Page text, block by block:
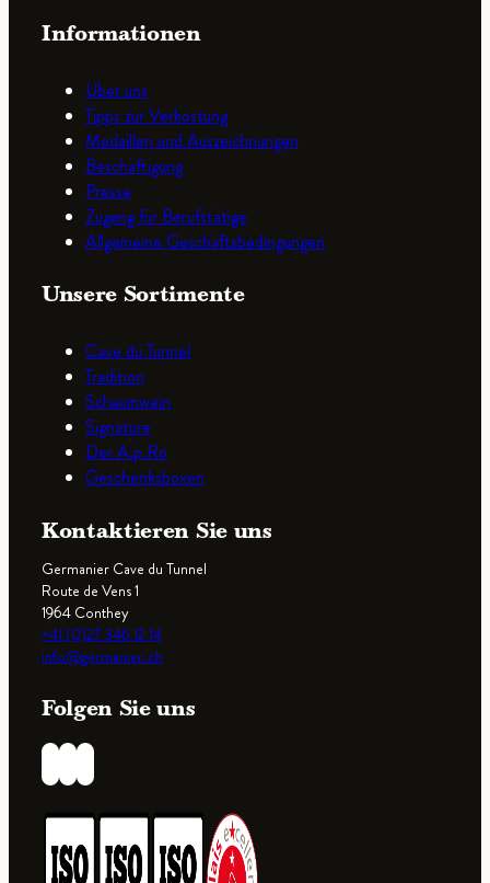
Informationen
Über uns
Tipps zur Verkostung
Medaillen und Auszeichnungen
Beschäftigung
Presse
Zugang für Berufstätige
Allgemeine Geschäftsbedingungen
Unsere Sortimente
Cave du Tunnel
Tradition
Schaumwein
Signature
Der A.p.Ro
Geschenksboxen
Kontaktieren Sie uns
Germanier Cave du Tunnel
Route de Vens 1
1964 Conthey
+41 (0)27 346 12 14
info@germanier.ch
Folgen Sie uns